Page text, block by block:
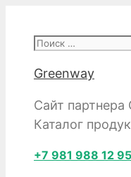
содержимому
Поиск:
Greenway
Сайт партнера
Каталог
+7 981 988 12 95